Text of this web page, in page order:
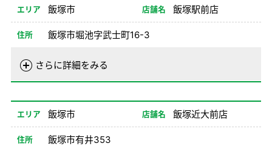
備考 ※1、2、8NO不可
エリア 飯塚市 店舗名 飯塚駅前店
住所 飯塚市堀池字武士町16-3
さらに詳細をみる
電話番号 0948-21-0100
08/26-12/31 08:00-20:00
備考 ※1、2NO不可
エリア 飯塚市 店舗名 飯塚近大前店
住所 飯塚市有井353